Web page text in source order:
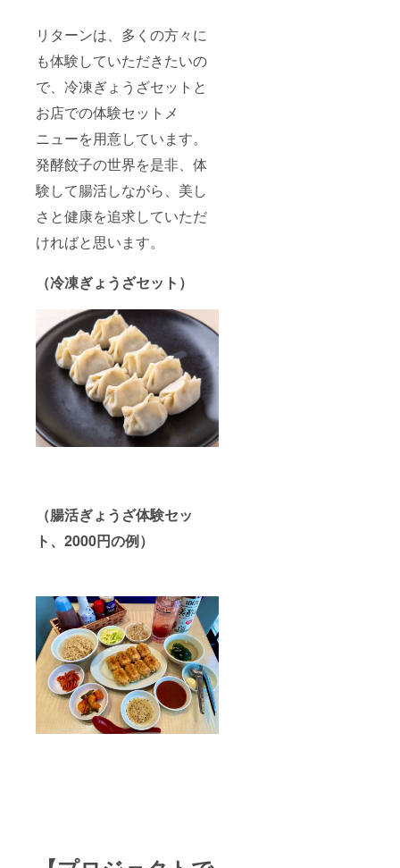
リターンは、多くの方々に
も体験していただきたいの
で、冷凍ぎょうざセットと
お店での体験セットメ
ニューを用意しています。
発酵餃子の世界を是非、体
験して腸活しながら、美し
さと健康を追求していただ
ければと思います。
（冷凍ぎょうざセット）
（腸活ぎょうざ体験セッ
ト、2000円の例）